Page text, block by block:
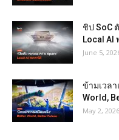
ชิป SoC
Local AI
June 5,
ข้ามเวล
World,
May 2, 2026